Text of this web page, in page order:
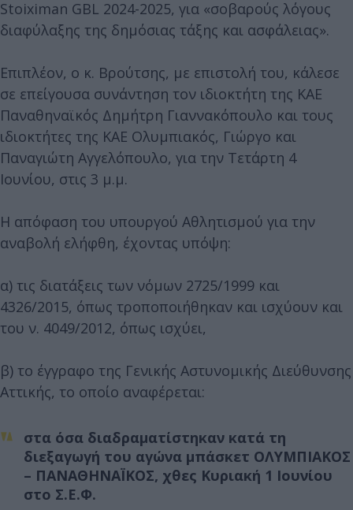
Stoiximan GBL 2024-2025, για «σοβαρούς λόγους
διαφύλαξης της δημόσιας τάξης και ασφάλειας».
Επιπλέον, ο κ. Βρούτσης, με επιστολή του, κάλεσε
σε επείγουσα συνάντηση τον ιδιοκτήτη της ΚΑΕ
Παναθηναϊκός Δημήτρη Γιαννακόπουλο και τους
ιδιοκτήτες της ΚΑΕ Ολυμπιακός, Γιώργο και
Παναγιώτη Αγγελόπουλο, για την Τετάρτη 4
Ιουνίου, στις 3 μ.μ.
Η απόφαση του υπουργού Αθλητισμού για την
αναβολή ελήφθη, έχοντας υπόψη:
α) τις διατάξεις των νόμων 2725/1999 και
4326/2015, όπως τροποποιήθηκαν και ισχύουν και
του ν. 4049/2012, όπως ισχύει,
β) το έγγραφο της Γενικής Αστυνομικής Διεύθυνσης
Αττικής, το οποίο αναφέρεται:
στα όσα διαδραματίστηκαν κατά τη
διεξαγωγή του αγώνα μπάσκετ ΟΛΥΜΠΙΑΚΟΣ
– ΠΑΝΑΘΗΝΑΪΚΟΣ, χθες Κυριακή 1 Ιουνίου
στο Σ.Ε.Φ.